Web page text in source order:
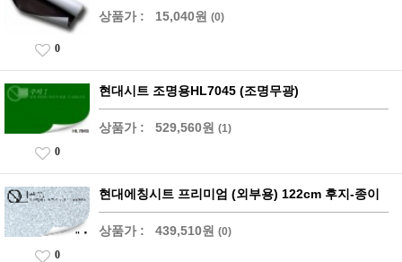
상품가 : 15,040원 (0)
0
현대시트 조명용HL7045 (조명무광)
상품가 : 529,560원 (1)
0
현대에칭시트 프리미엄 (외부용) 122cm 후지-종이
상품가 : 439,510원 (0)
0